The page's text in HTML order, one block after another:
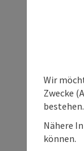
Wir
Zwecke
Nähere
können.